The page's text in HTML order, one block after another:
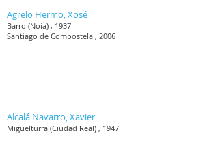
Agrelo Hermo, Xosé
Barro (Noia) , 1937
Santiago de Compostela , 2006
Alcalá Navarro, Xavier
Miguelturra (Ciudad Real) , 1947